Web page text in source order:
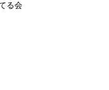
る会